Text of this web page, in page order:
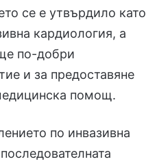
се е утвърдило като
кардиология, а
по-добри
и за предоставяне
помощ.
по инвазивна